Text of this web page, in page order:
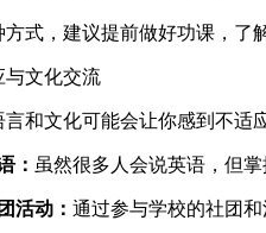
方式，建议提前做好功课，了
与文化交流
和文化可能会让你感到不适
： 虽然很多人会说英语，但
活动： 通过参与学校的社团